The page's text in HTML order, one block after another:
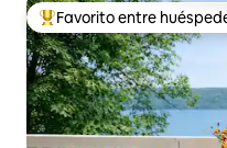
Favorito entre los
Favorito entre